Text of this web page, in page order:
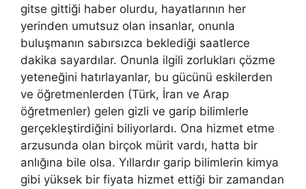
gitse gittiği haber olurdu, hayatlarının her
yerinden umutsuz olan insanlar, onunla
buluşmanın sabırsızca beklediği saatlerce
dakika sayardılar. Onunla ilgili zorlukları çözme
yeteneğini hatırlayanlar, bu gücünü eskilerden
ve öğretmenlerden (Türk, İran ve Arap
öğretmenler) gelen gizli ve garip bilimlerle
gerçekleştirdiğini biliyorlardı. Ona hizmet etme
arzusunda olan birçok mürit vardı, hatta bir
anlığına bile olsa. Yıllardır garip bilimlerin kimya
gibi yüksek bir fiyata hizmet ettiği bir zamandan